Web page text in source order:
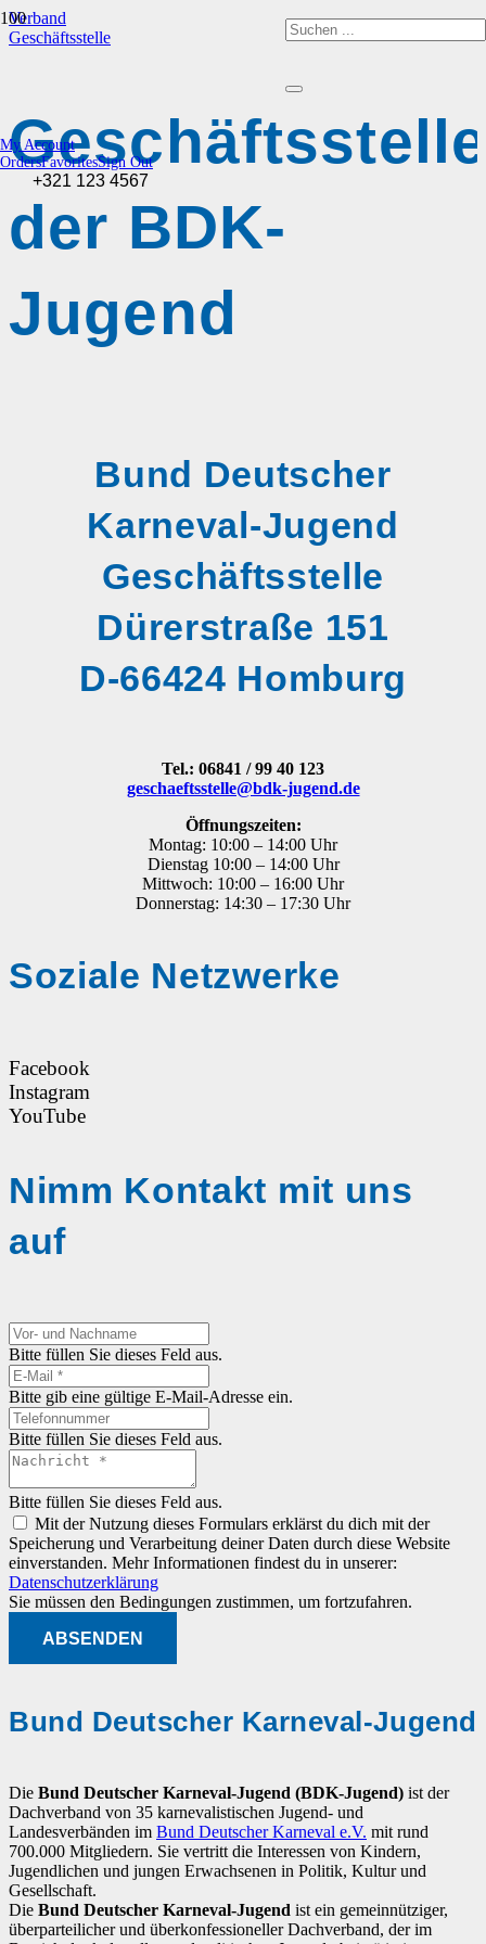
My Account
OrdersFavoritesSign Out
+321 123 4567
Verband
Geschäftsstelle
der BDK-
Jugend
Bund Deutscher
Karneval-Jugend
Geschäftsstelle
Dürerstraße 151
D-66424 Homburg
Tel.: 06841 / 99 40 123
geschaeftsstelle@bdk-jugend.de
Öffnungszeiten:
Montag: 10:00 – 14:00 Uhr
Dienstag 10:00 – 14:00 Uhr
Mittwoch: 10:00 – 16:00 Uhr
Donnerstag: 14:30 – 17:30 Uhr
Soziale Netzwerke
Facebook
Instagram
YouTube
Nimm Kontakt mit uns
auf
Bitte füllen Sie dieses Feld aus.
Bitte gib eine gültige E-Mail-Adresse ein.
Bitte füllen Sie dieses Feld aus.
Bitte füllen Sie dieses Feld aus.
Mit der Nutzung dieses Formulars erklärst du dich mit der
Speicherung und Verarbeitung deiner Daten durch diese Website
einverstanden. Mehr Informationen findest du in unserer:
Datenschutzerklärung
Sie müssen den Bedingungen zustimmen, um fortzufahren.
ABSENDEN
Bund Deutscher Karneval-Jugend
Die Bund Deutscher Karneval-Jugend (BDK-Jugend) ist der
Dachverband von 35 karnevalistischen Jugend- und
Landesverbänden im Bund Deutscher Karneval e.V. mit rund
700.000 Mitgliedern. Sie vertritt die Interessen von Kindern,
Jugendlichen und jungen Erwachsenen in Politik, Kultur und
Gesellschaft.
Die Bund Deutscher Karneval-Jugend ist ein gemeinnütziger,
überparteilicher und überkonfessioneller Dachverband, der im